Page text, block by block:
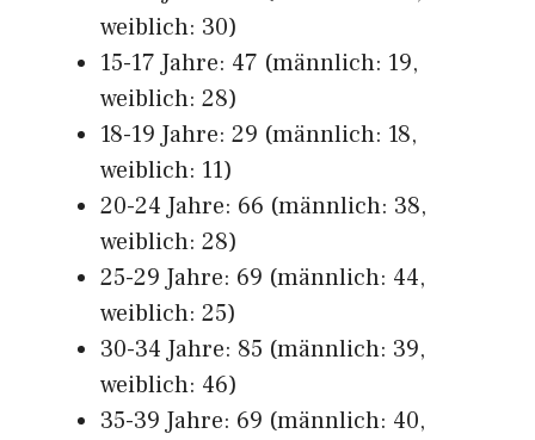
weiblich: 30)
15-17 Jahre: 47 (männlich: 19,
weiblich: 28)
18-19 Jahre: 29 (männlich: 18,
weiblich: 11)
20-24 Jahre: 66 (männlich: 38,
weiblich: 28)
25-29 Jahre: 69 (männlich: 44,
weiblich: 25)
30-34 Jahre: 85 (männlich: 39,
weiblich: 46)
35-39 Jahre: 69 (männlich: 40,